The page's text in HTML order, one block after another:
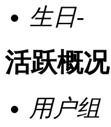
生日-
活跃概况
用户组